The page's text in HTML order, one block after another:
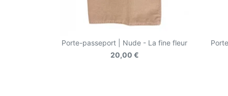
Porte-passeport | Nude - La fine fleur
20,00 €